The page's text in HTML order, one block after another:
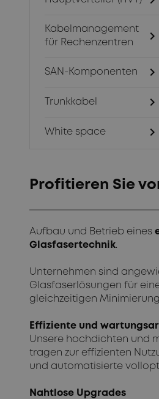
Kabelmanagement
für Rechenzentren
chevron_right
SAN-Komponenten chevron_right
Trunkkabel chevron_right
White space chevron_right
Profitieren Sie
Aufbau und Betrieb eines
Glasfasertechnik.
Unternehmen sind
Glasfaserlösungen für
gleichzeitigen
Effiziente und
Unsere hochdichten und
tragen zur effizienten
und automatisierte
Nahtlose Upgrades